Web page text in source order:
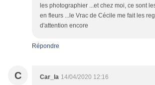
les photographier ...et chez moi, ce sont
en fleurs ...le Vrac de Cécile me fait les
d'attention encore
Répondre
C Car_la 14/04/2020 12:16